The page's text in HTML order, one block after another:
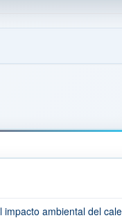
impacto ambiental del